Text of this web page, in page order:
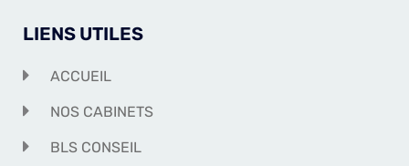
LIENS UTILES
ACCUEIL
NOS CABINETS
BLS CONSEIL